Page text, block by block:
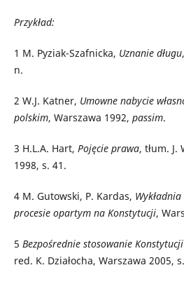
Przykład:
1 M. Pyziak-Szafnicka, Uznanie długu
n.
2 W.J. Katner, Umowne nabycie
polskim, Warszawa 1992, passim.
3 H.L.A. Hart, Pojęcie prawa, tłum. J.
1998, s. 41.
4 M. Gutowski, P. Kardas,
procesie opartym na Konstytucji,
5 Bezpośrednie stosowanie
red. K. Działocha, Warszawa 2005,